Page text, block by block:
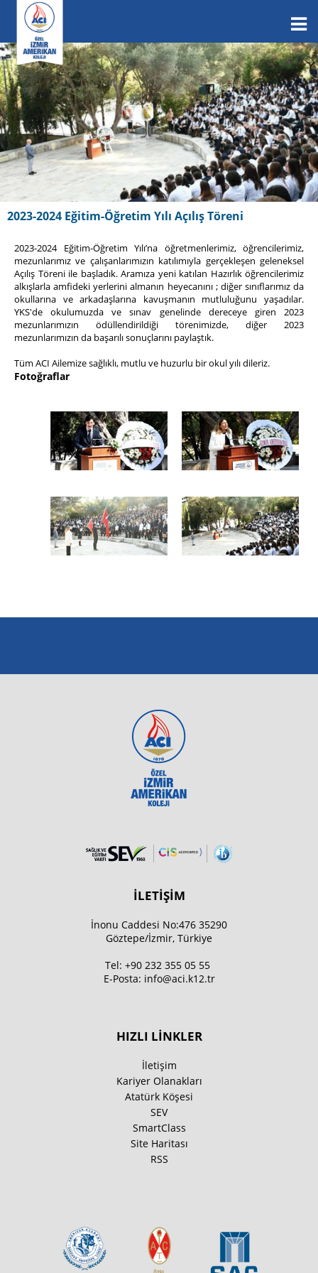
2023-2024 Eğitim-Öğretim Yılı Açılış Töreni
2023-2024 Eğitim-Öğretim Yılı’na öğretmenlerimiz, öğrencilerimiz,
mezunlarımız ve çalışanlarımızın katılımıyla gerçekleşen geleneksel
Açılış Töreni ile başladık. Aramıza yeni katılan Hazırlık öğrencilerimiz
alkışlarla amfideki yerlerini almanın heyecanını ; diğer sınıflarımız da
okullarına ve arkadaşlarına kavuşmanın mutluluğunu yaşadılar.
YKS'de okulumuzda ve sınav genelinde dereceye giren 2023
mezunlarımızın ödüllendirildiği törenimizde, diğer 2023
mezunlarımızın da başarılı sonuçlarını paylaştık.
Tüm ACI Ailemize sağlıklı, mutlu ve huzurlu bir okul yılı dileriz.
Fotoğraflar
İLETİŞİM
İnonu Caddesi No:476 35290
Göztepe/İzmir, Türkiye
Tel: +90 232 355 05 55
E-Posta: info@aci.k12.tr
HIZLI LİNKLER
İletişim
Kariyer Olanakları
Atatürk Köşesi
SEV
SmartClass
Site Haritası
RSS